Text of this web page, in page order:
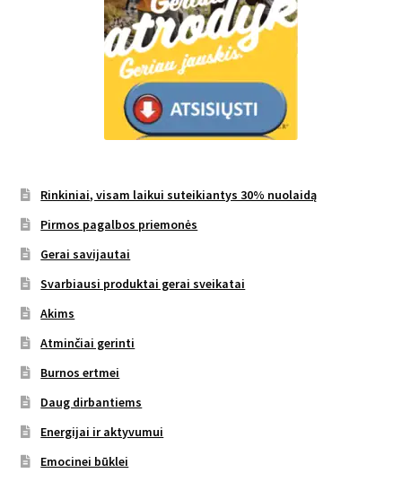
Rinkiniai, visam laikui suteikiantys 30% nuolaidą
Pirmos pagalbos priemonės
Gerai savijautai
Svarbiausi produktai gerai sveikatai
Akims
Atminčiai gerinti
Burnos ertmei
Daug dirbantiems
Energijai ir aktyvumui
Emocinei būklei